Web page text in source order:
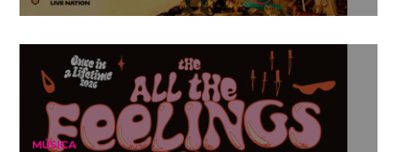
MÚSICA